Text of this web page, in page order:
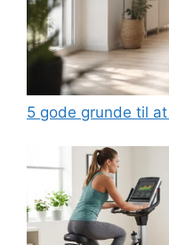
5 gode grunde til